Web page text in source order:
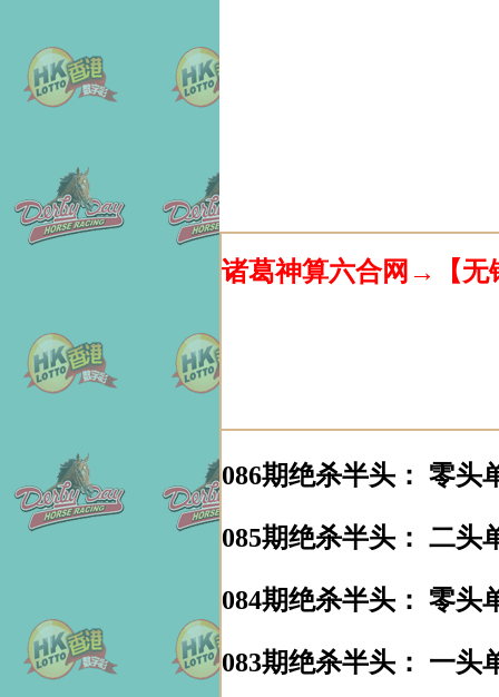
诸葛神算六合网→【无
086期绝杀半头： 零头
085期绝杀半头： 二头
084期绝杀半头： 零头
083期绝杀半头： 一头